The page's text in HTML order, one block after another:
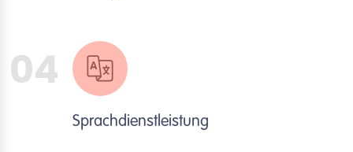
04
Sprachdienstleistung